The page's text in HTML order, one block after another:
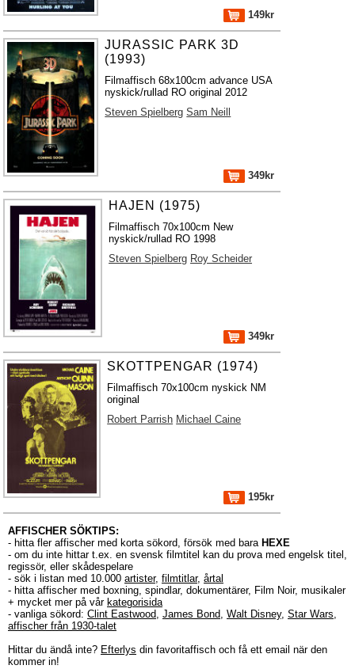
149kr
JURASSIC PARK 3D
(1993)
Filmaffisch 68x100cm advance USA
nyskick/rullad RO original 2012
Steven Spielberg Sam Neill
349kr
HAJEN (1975)
Filmaffisch 70x100cm New
nyskick/rullad RO 1998
Steven Spielberg Roy Scheider
349kr
SKOTTPENGAR (1974)
Filmaffisch 70x100cm nyskick NM
original
Robert Parrish Michael Caine
195kr
AFFISCHER SÖKTIPS:
- hitta fler affischer med korta sökord, försök med bara HEXE
- om du inte hittar t.ex. en svensk filmtitel kan du prova med engelsk titel,
regissör, eller skådespelare
- sök i listan med 10.000 artister, filmtitlar, årtal
- hitta affischer med boxning, spindlar, dokumentärer, Film Noir, musikaler
+ mycket mer på vår kategorisida
- vanliga sökord: Clint Eastwood, James Bond, Walt Disney, Star Wars,
affischer från 1930-talet
Hittar du ändå inte? Efterlys din favoritaffisch och få ett email när den
kommer in!